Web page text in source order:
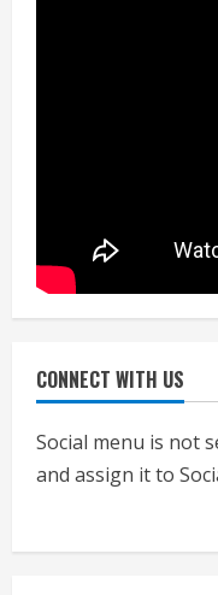
CONNECT WITH US
Social menu is not
and assign it to
1